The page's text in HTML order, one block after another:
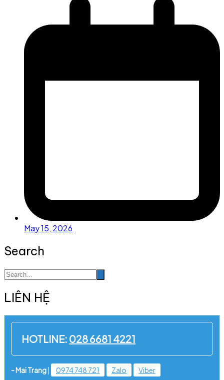
May 15, 2026
Search
LIÊN HỆ
HOTLINE: 028 6681 4221
- Mai Trang| 0974 748 721 Zalo
Viber